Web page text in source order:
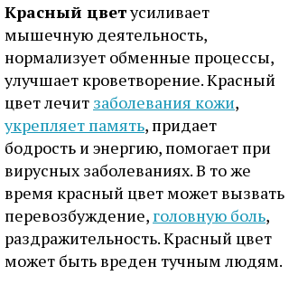
Красный цветусиливает
мышечную деятельность,
нормализует обменные процессы,
улучшает кроветворение. Красный
цвет лечит заболевания кожи,
укрепляет память, придает
бодрость и энергию, помогает при
вирусных заболеваниях. В то же
время красный цвет может вызвать
перевозбуждение, головную боль,
раздражительность. Красный цвет
может быть вреден тучным людям.